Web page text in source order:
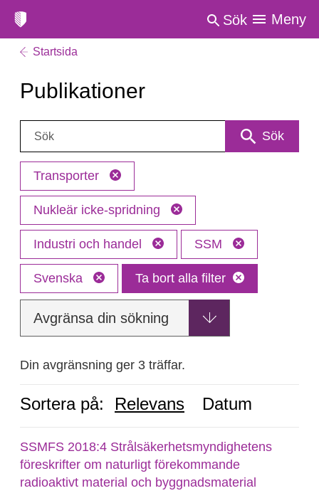
Sök Meny
Startsida
Publikationer
Sök: Sök
Transporter
Nukleär icke-spridning
Industri och handel SSM
Svenska Ta bort alla filter
Avgränsa din sökning
Din avgränsning ger 3 träffar.
Sortera på: Relevans Datum
SSMFS 2018:4 Strålsäkerhetsmyndighetens
föreskrifter om naturligt förekommande
radioaktivt material och byggnadsmaterial